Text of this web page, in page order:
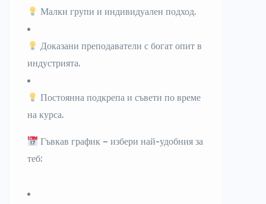
Малки групи ииндивидуален подход.
Доказани преподаватели с богат опит в
индустрията.
Постоянна подкрепа и съвети по време
на курса.
Гъвкав график – избери най-удобния за
теб: